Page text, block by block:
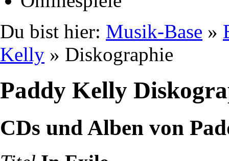
Du bist hier: Musik-Base »
Kelly » Diskographie
Paddy Kelly
CDs und Alben von